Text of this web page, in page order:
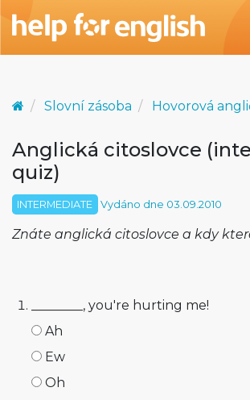
Slovní zásoba Hovorová
Anglická citoslovce
quiz)
INTERMEDIATE Vydáno dne 03.09.2010
Znáte anglická citoslovce a kdy
________, you're hurting me!
Ah
Ew
Oh